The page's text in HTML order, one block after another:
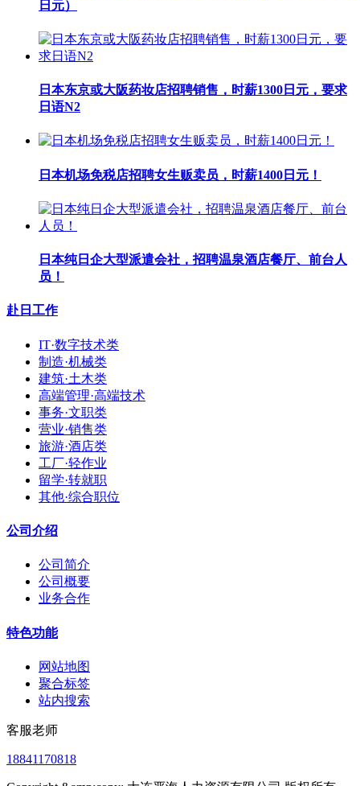
日元）
日本东京或大阪药妆店招聘销售，时薪1300日元，要求
日语N2
日本机场免税店招聘女生贩卖员，时薪1400日元！
日本纯日企大型派遣会社，招聘温泉酒店餐厅、前台人
员！
赴日工作
IT·数字技术类
制造·机械类
建筑·土木类
高端管理·高端技术
事务·文职类
营业·销售类
旅游·酒店类
工厂·轻作业
留学·转就职
其他·综合职位
公司介绍
公司简介
公司概要
业务合作
特色功能
网站地图
聚合标签
站内搜索
客服老师
18841170818